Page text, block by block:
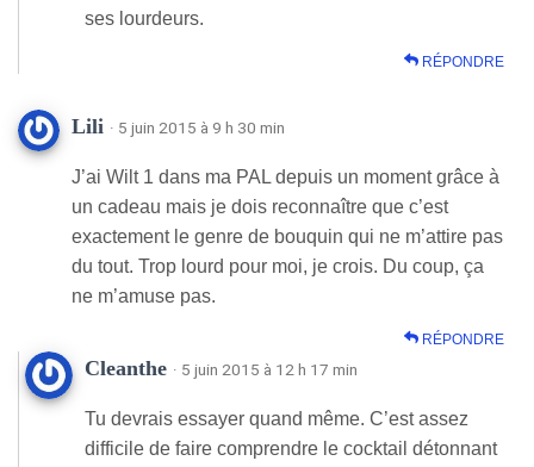
ses lourdeurs.
RÉPONDRE
Lili · 5 juin 2015 à 9 h 30 min
J’ai Wilt 1 dans ma PAL depuis un moment grâce à
un cadeau mais je dois reconnaître que c’est
exactement le genre de bouquin qui ne m’attire pas
du tout. Trop lourd pour moi, je crois. Du coup, ça
ne m’amuse pas.
RÉPONDRE
Cleanthe · 5 juin 2015 à 12 h 17 min
Tu devrais essayer quand même. C’est assez
difficile de faire comprendre le cocktail détonnant